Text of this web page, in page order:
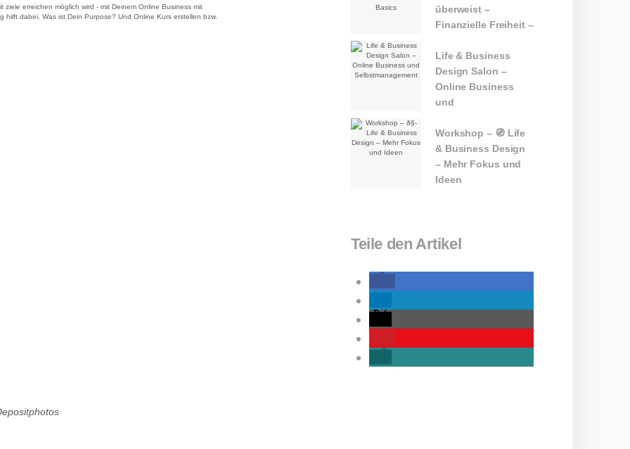
überweist –
Finanzielle Freiheit –
Life & Business
Design Salon –
Online Business
und
Workshop – 🧭 Life
& Business Design
– Mehr Fokus und
Ideen
Teile den Artikel